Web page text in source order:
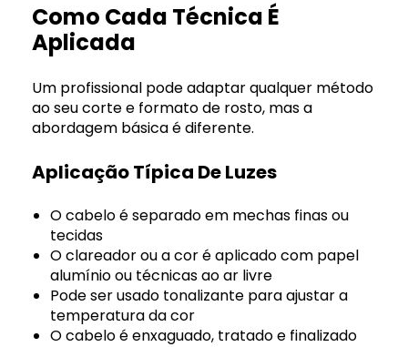
Como Cada Técnica É
Aplicada
Um profissional pode adaptar qualquer método
ao seu corte e formato de rosto, mas a
abordagem básica é diferente.
Aplicação Típica De Luzes
O cabelo é separado em mechas finas ou
tecidas
O clareador ou a cor é aplicado com papel
alumínio ou técnicas ao ar livre
Pode ser usado tonalizante para ajustar a
temperatura da cor
O cabelo é enxaguado, tratado e finalizado